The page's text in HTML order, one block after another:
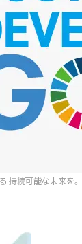
持続可能な未来を。